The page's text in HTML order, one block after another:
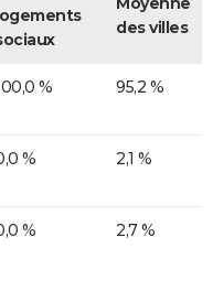
des villes
% 95,2 %
% 2,1 %
% 2,7 %